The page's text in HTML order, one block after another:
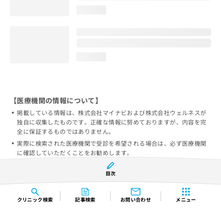
クリニック検索 記事検索 お問い合わせ メニュー
目次
【医療機関の情報について】
掲載している情報は、株式会社マイナビおよび株式会社ウェルネスが
独自に収集したものです。正確な情報に努めておりますが、内容を完
全に保証するものではありません。
実際に検索された医療機関で受診を希望される場合は、必ず医療機関
に確認していただくことをお勧めします。
当サービスによって生じた損害について、株式会社マイナビ及び株式
会社ウェルネスではその賠償の責任を一切負わないものとします。
情報の誤りを発見された方は
掲載情報の修正依頼フォーム
からご連
絡をいただければ幸いです。